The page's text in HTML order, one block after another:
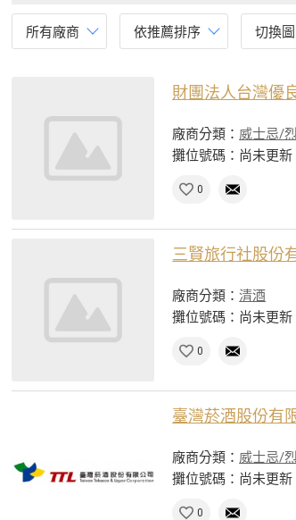
所有廠商 依推薦排序 切換
財團法人台灣優
廠商分類： 威士忌/
攤位號碼：尚未更新
0
三賢旅行社股份
廠商分類：清酒
攤位號碼：尚未更新
0
臺灣菸酒股份有
廠商分類： 威士忌/
攤位號碼：尚未更新
0